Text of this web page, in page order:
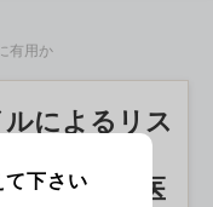
有用か
によるリス
国立長寿医
て下さい